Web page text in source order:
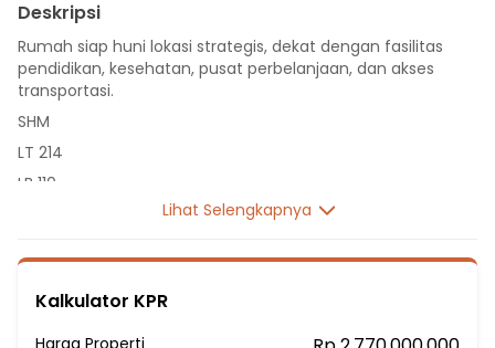
Deskripsi
Rumah siap huni lokasi strategis, dekat dengan fasilitas
pendidikan, kesehatan, pusat perbelanjaan, dan akses
transportasi.
SHM
LT 214
LB 110
Listrik 2200 VA
Sumber Air PDAM
Lihat Selengkapnya
Kalkulator KPR
Harga Properti